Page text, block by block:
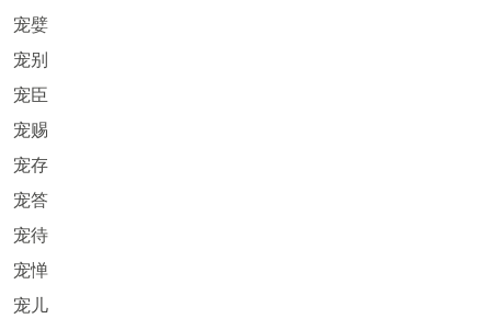
宠嬖
宠别
宠臣
宠赐
宠存
宠答
宠待
宠惮
宠儿